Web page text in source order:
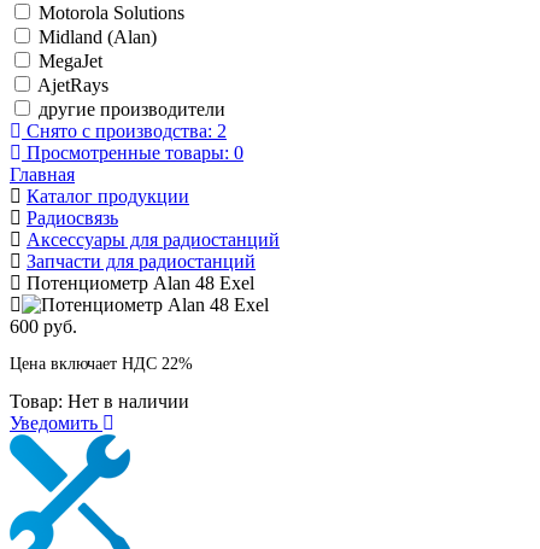
Motorola Solutions
Midland (Alan)
MegaJet
AjetRays
другие производители
Снято с производства: 2
Просмотренные товары: 0
Главная
Каталог продукции
Радиосвязь
Аксессуары для радиостанций
Запчасти для радиостанций
Потенциометр Alan 48 Exel
600 руб.
Цена включает НДС 22%
Товар: Нет в наличии
Уведомить